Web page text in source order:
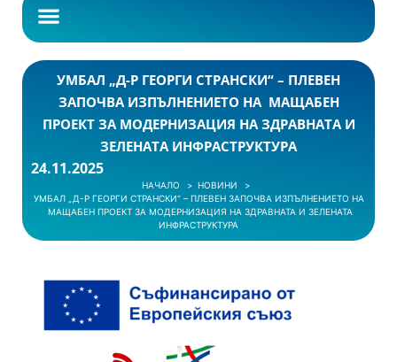
УМБАЛ „Д-Р ГЕОРГИ СТРАНСКИ“ – ПЛЕВЕН
ЗАПОЧВА ИЗПЪЛНЕНИЕТО НА МАЩАБЕН
ПРОЕКТ ЗА МОДЕРНИЗАЦИЯ НА ЗДРАВНАТА И
ЗЕЛЕНАТА ИНФРАСТРУКТУРА
24.11.2025
НАЧАЛО
НОВИНИ
УМБАЛ „Д-Р ГЕОРГИ СТРАНСКИ“ – ПЛЕВЕН ЗАПОЧВА ИЗПЪЛНЕНИЕТО НА
МАЩАБЕН ПРОЕКТ ЗА МОДЕРНИЗАЦИЯ НА ЗДРАВНАТА И ЗЕЛЕНАТА
ИНФРАСТРУКТУРА